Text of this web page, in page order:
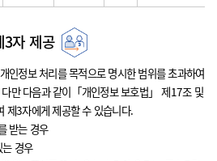
3자 제공
인정보 처리를 목적으로 명시한 범위를 초과하여
만 다음과 같이「개인정보 보호법」 제17조 및
제3자에게 제공할 수 있습니다.
받는 경우
는 경우